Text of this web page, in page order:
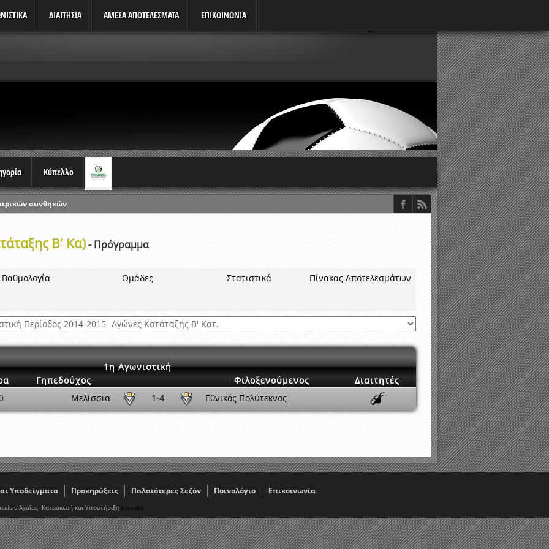
ΔΙΑΙΤΗΣΙΑ ΑΜΕΣΑ ΑΠΟΤΕΛΕΣΜΑΤΑ ΕΠΙΚΟΙΝΩΝΙΑ
Κύπελλο
συνθηκών
γραπτών εξετάσεων και αγωνιστικών δοκιμασιών διαιτητών και παρατηρητών ΕΠΣΑ
Σεμιναρίου προεπιλογής Διαιτητών και Παρατηρητών ΕΠΣΑ αγωνιστικής περιόδου 2015-2016
και Κυπέλλου 2015-2016
Β' Κα)- Πρόγραμμα
Βαθμολογία Ομάδες Στατιστικά Πίνακας Αποτελεσμάτων
1η Αγωνιστική
Γηπεδούχος Φιλοξενούμενος
Διαιτητές
Μελίσσια 1-4 Εθνικός Πολύτεκνος
Υποδείγματα Προκηρύξεις Παλαιότερες Σεζόν Ποινολόγιο Επικοινωνία
Αχαΐας. Κατασκευή και Υποστήριξη icecube